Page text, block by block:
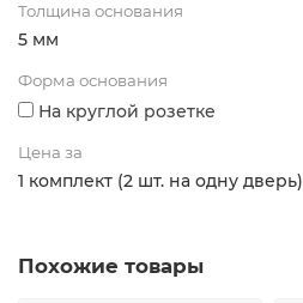
Толщина основания
5 мм
Форма основания
На круглой розетке
Цена за
1 комплект (2 шт. на одну дверь)
Похожие товары